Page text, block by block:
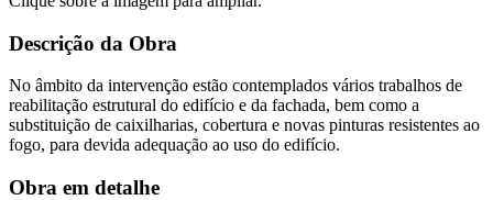
Descrição da Obra
No âmbito da intervenção estão contemplados vários trabalhos de
reabilitação estrutural do edifício e da fachada, bem como a
substituição de caixilharias, cobertura e novas pinturas resistentes ao
fogo, para devida adequação ao uso do edifício.
Obra em detalhe